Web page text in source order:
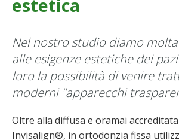
estetica
Nel nostro studio diamo
alle esigenze estetiche dei
loro la possibilità di venire
moderni "apparecchi
Oltre alla diffusa e oramai
Invisalign®, in ortodonzia fissa